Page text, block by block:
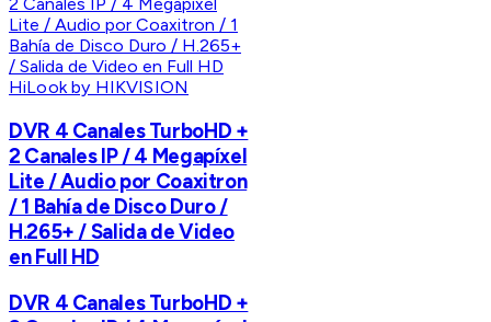
HiLook by HIKVISION
DVR 4 Canales TurboHD +
2 Canales IP / 4 Megapíxel
Lite / Audio por Coaxitron
/ 1 Bahía de Disco Duro /
H.265+ / Salida de Video
en Full HD
DVR 4 Canales TurboHD +